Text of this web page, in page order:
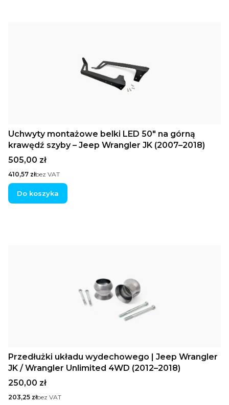
Uchwyty montażowe belki LED 50" na górną
krawędź szyby – Jeep Wrangler JK (2007–2018)
Cena
505,00 zł
Cena
410,57 złbez VAT
Do koszyka
Przedłużki układu wydechowego | Jeep Wrangler
JK / Wrangler Unlimited 4WD (2012–2018)
Cena
250,00 zł
Cena
203,25 złbez VAT